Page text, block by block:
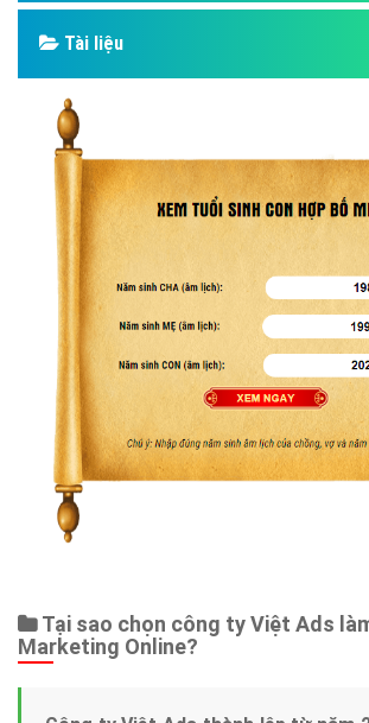
Google
Bảng giá
Web Store
Dịch vụ liên quan
Other Ads
Quảng Cáo Google
App